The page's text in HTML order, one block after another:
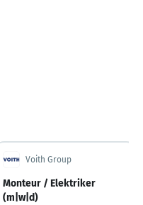
Voith Group
Monteur / Elektriker
(m|w|d)